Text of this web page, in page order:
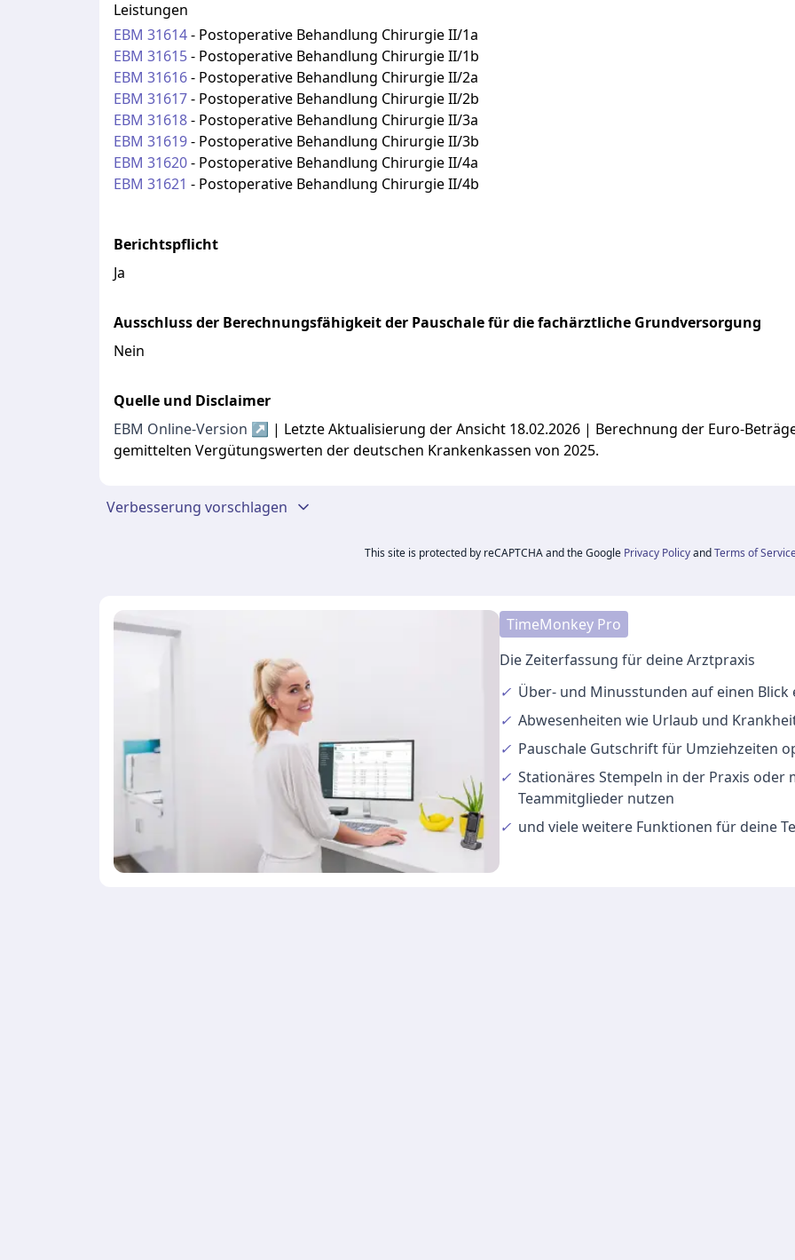
Leistungen
EBM 31614- Postoperative Behandlung Chirurgie II/1a
EBM 31615- Postoperative Behandlung Chirurgie II/1b
EBM 31616- Postoperative Behandlung Chirurgie II/2a
EBM 31617- Postoperative Behandlung Chirurgie II/2b
EBM 31618- Postoperative Behandlung Chirurgie II/3a
EBM 31619- Postoperative Behandlung Chirurgie II/3b
EBM 31620- Postoperative Behandlung Chirurgie II/4a
EBM 31621 - Postoperative Behandlung Chirurgie II/4b
Berichtspflicht
Ja
Ausschluss der Berechnungsfähigkeit der Pauschale für die fachärztliche Grundversorgung
Nein
Quelle und Disclaimer
EBM Online-Version ↗ | Letzte Aktualisierung der Ansicht 18.02.2026 | Berechnung der Euro-
gemittelten Vergütungswerten der deutschen Krankenkassen von 2025.
Verbesserung vorschlagen
This site is protected by reCAPTCHA and the Google Privacy Policy and Terms of
TimeMonkey Pro
Die Zeiterfassung für deine Arztpraxis
✓ Über- und Minusstunden auf einen Blick
✓ Abwesenheitenwie Urlaub und
✓ Pauschale Gutschriftfür Umziehzeiten
✓ Stationäres Stempeln in der Praxis oder
Teammitglieder nutzen
✓ und vieleweitere Funktionenfür deine